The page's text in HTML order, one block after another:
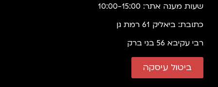
שעות מענה אתר: 10:00-15:00
כתובת: ביאליק 61 רמת גן
רבי עקיבא 56 בני ברק
ביטול עיסקה